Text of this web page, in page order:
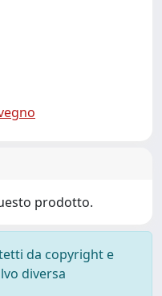
prodotto.
da copyright e
diversa